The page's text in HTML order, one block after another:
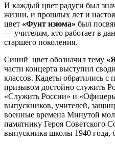
И каждый цвет радуги был
жизни, и прошлых лет и
цвет «Фунт изюма» был
— учителям, кто работает в
старшего поколения.
Синий цвет обозначил тему
части концерта выступил
классов. Кадеты обратились с
призывом достойно служить
«Служить России» и
выпускников, учителей,
военные времена Минутой
памятнику Героя Советского
выпускника школы 1940 года,